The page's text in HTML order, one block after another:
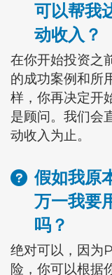
可以帮我
动收入？
在你开始投资之
的成功案例和所
样，你再决定开
是顾问。我们会
动收入为止。
假如我原
万一我要
吗？
绝对可以，因
险，你可以根据